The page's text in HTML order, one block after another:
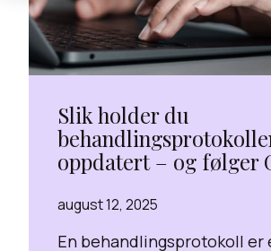
Slik holder du
oppdatert – og følger
august 12, 2025
En behandlingsprotokoll er